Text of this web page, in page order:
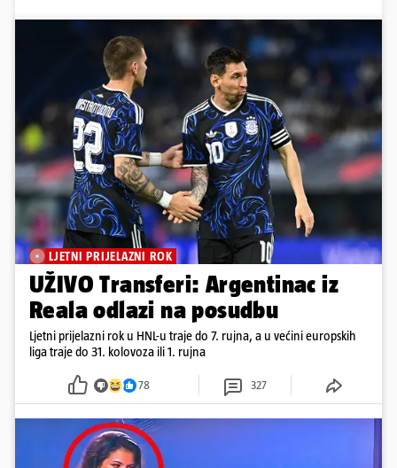
LJETNI PRIJELAZNI ROK
UŽIVO Transferi: Argentinac iz
Reala odlazi na posudbu
Ljetni prijelazni rok u HNL-u traje do 7. rujna, a u većini europskih
liga traje do 31. kolovoza ili 1. rujna
78 327